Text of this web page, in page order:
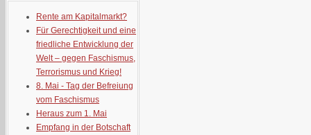
Rente am Kapitalmarkt?
Für Gerechtigkeit und eine
friedliche Entwicklung der
Welt – gegen Faschismus,
Terrorismus und Krieg!
8. Mai - Tag der Befreiung
vom Faschismus
Heraus zum 1. Mai
Empfang in der Botschaft